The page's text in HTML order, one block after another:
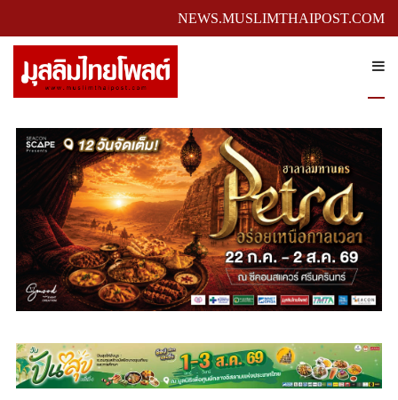
NEWS.MUSLIMTHAIPOST.COM